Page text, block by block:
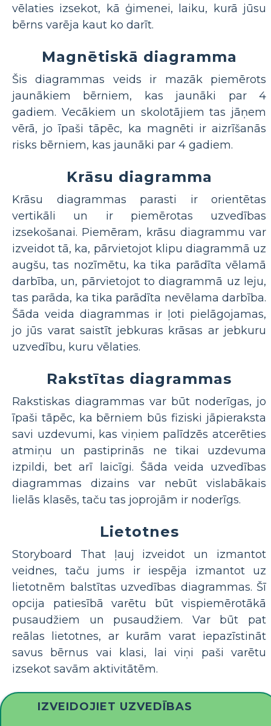
vēlaties izsekot, kā ģimenei, laiku, kurā jūsu
bērns varēja kaut ko darīt.
Magnētiskā diagramma
Šis diagrammas veids ir mazāk piemērots
jaunākiem bērniem, kas jaunāki par 4
gadiem. Vecākiem un skolotājiem tas jāņem
vērā, jo īpaši tāpēc, ka magnēti ir aizrīšanās
risks bērniem, kas jaunāki par 4 gadiem.
Krāsu diagramma
Krāsu diagrammas parasti ir orientētas
vertikāli un ir piemērotas uzvedības
izsekošanai. Piemēram, krāsu diagrammu var
izveidot tā, ka, pārvietojot klipu diagrammā uz
augšu, tas nozīmētu, ka tika parādīta vēlamā
darbība, un, pārvietojot to diagrammā uz leju,
tas parāda, ka tika parādīta nevēlama darbība.
Šāda veida diagrammas ir ļoti pielāgojamas,
jo jūs varat saistīt jebkuras krāsas ar jebkuru
uzvedību, kuru vēlaties.
Rakstītas diagrammas
Rakstiskas diagrammas var būt noderīgas, jo
īpaši tāpēc, ka bērniem būs fiziski jāpieraksta
savi uzdevumi, kas viņiem palīdzēs atcerēties
atmiņu un pastiprinās ne tikai uzdevuma
izpildi, bet arī laicīgi. Šāda veida uzvedības
diagrammas dizains var nebūt vislabākais
lielās klasēs, taču tas joprojām ir noderīgs.
Lietotnes
Storyboard That ļauj izveidot un izmantot
veidnes, taču jums ir iespēja izmantot uz
lietotnēm balstītas uzvedības diagrammas. Šī
opcija patiesībā varētu būt vispiemērotākā
pusaudžiem un pusaudžiem. Var būt pat
reālas lietotnes, ar kurām varat iepazīstināt
savus bērnus vai klasi, lai viņi paši varētu
izsekot savām aktivitātēm.
IZVEIDOJIET UZVEDĪBAS